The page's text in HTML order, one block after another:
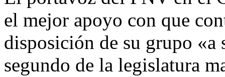
el mejor apoyo con que
disposición de su grupo «a
segundo de la legislatura